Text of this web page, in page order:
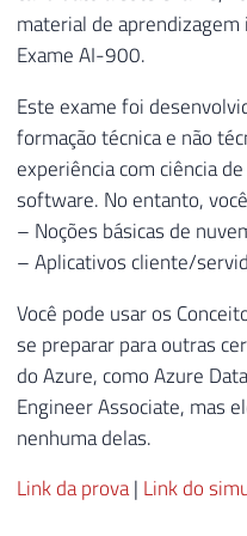
material de
Exame AI-900.
Este exame foi
formação técnica e não
experiência com ciência
software. No entanto,
– Noções básicas de
– Aplicativos cliente/
Você pode usar os
se preparar para outras
do Azure, como Azure
Engineer Associate, mas
nenhuma delas.
Link da prova| Link do